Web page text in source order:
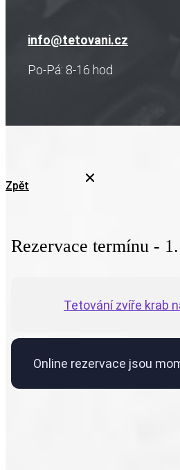
info@tetovani.cz
Po-Pá: 8-16 hod
Zpět
Rezervace termínu -
Tetování zvíře krab
Online rezervace jsou